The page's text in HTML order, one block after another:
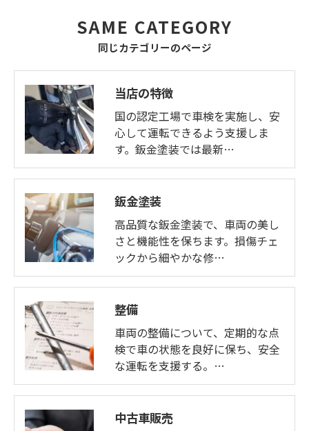
同じカテゴリーのページ
SAME CATEGORY
当店の特徴
国の認定工場で車検を実施し、安
心して運転できるよう支援しま
す。鈑金塗装では最新…
鈑金塗装
高品質な鈑金塗装で、車両の美し
さと機能性を保ちます。損傷チェ
ックから細やかな修…
整備
車両の整備について、定期的な点
検で車の状態を良好に保ち、安全
な運転を支援する。…
中古車販売